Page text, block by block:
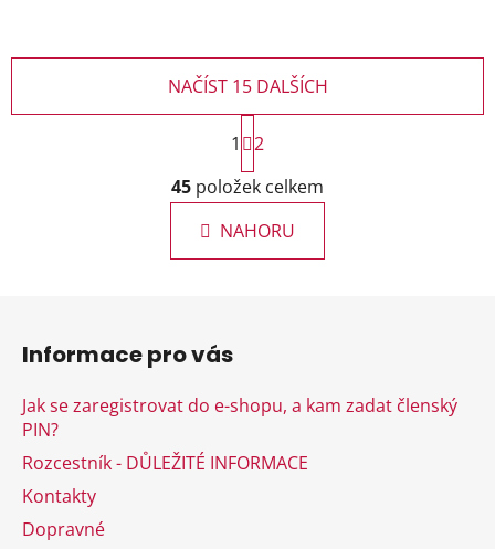
O
v
l
á
d
v
y
NAČÍST 15 DALŠÍCH
S
t
r
á
n
k
1
2
45 položek celkem
NAHORU
Informace pro vás
Jak se zaregistrovat do e-shopu, a kam zadat členský
PIN?
Rozcestník - DŮLEŽITÉ INFORMACE
Kontakty
Dopravné